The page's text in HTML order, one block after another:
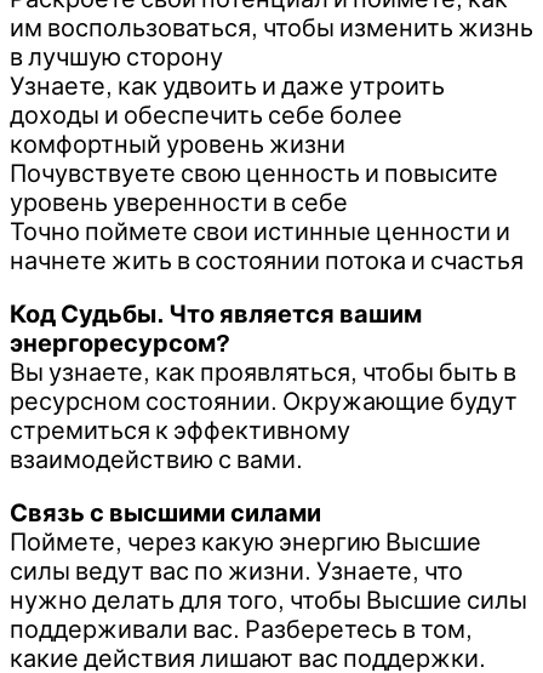
им воспользоваться, чтобы изменить жизнь
в лучшую сторону
Узнаете, как удвоить и даже утроить
доходы и обеспечить себе более
комфортный уровень жизни
Почувствуете свою ценность и повысите
уровень уверенности в себе
Точно поймете свои истинные ценности и
начнете жить в состоянии потока и счастья
Код Судьбы. Что является вашим
энергоресурсом?
Вы узнаете, как проявляться, чтобы быть в
ресурсном состоянии. Окружающие будут
стремиться к эффективному
взаимодействию с вами.
Связь с высшими силами
Поймете, через какую энергию Высшие
силы ведут вас по жизни. Узнаете, что
нужно делать для того, чтобы Высшие силы
поддерживали вас. Разберетесь в том,
какие действия лишают вас поддержки.